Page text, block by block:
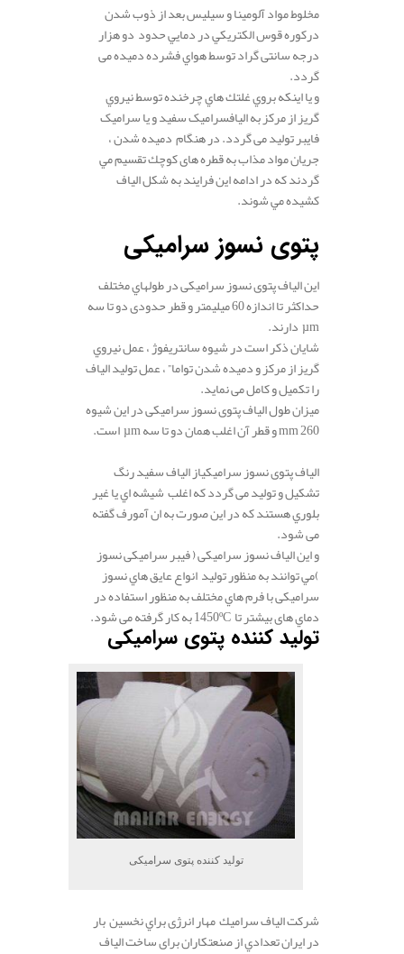
مخلوط مواد آلومينا و سيليس بعد از ذوب شدن
دركوره قوس الكتريكي در دمايي حدود دو هزار
درجه سانتی گراد توسط هواي فشرده دمیده می
گردد.
و یا اینکه بروي غلتك هاي چرخنده توسط نيروي
گريز از مركز به اليافسرامیک سفید و یا سرامیک
فایبر تولید می گردد. در هنگام دمیده شدن ،
جريان مواد مذاب به قطره های كوچك تقسیم مي
گردند كه در ادامه این فرایند به شکل الياف
كشيده مي شوند.
پتوی نسوز سرامیکی
اين الياف پتوی نسوز سرامیکی در طولهاي مختلف
حداكثر تا اندازه 60 میلیمتر و قطر حدودی دو تا سه
µm دارند.
شایان ذکر است در شیوه سانتريفوژ ، عمل نيروي
گريز از مركز و دمیده شدن تواما” ، عمل تولید الياف
را تكميل و کامل می نماید.
میزان طول الياف پتوی نسوز سرامیکی در اين شیوه
mm 260 و قطر آن اغلب همان دو تا سه µm است.
الياف پتوی نسوز سرامیکیاز الیاف سفيد رنگ
تشکیل و تولید می گردد که اغلب شيشه اي يا غير
بلوري هستند که در این صورت به ان آمورف گفته
می شود.
و اين الياف نسوز سرامیکی ( فیبر سرامیکی نسوز
)مي توانند به منظور تولید انواع عايق هاي نسوز
سرامیکی با فرم هاي مختلف به منظور استفاده در
دماي های بیشتر تا 1450ºC به کار گرفته می شود.
تولید کننده پتوی سرامیکی
تولید کننده پتوی سرامیکی
شركت الياف سراميك مهار انرژی براي نخسین بار
در ايران تعدادي از صنعتكاران برای ساخت الياف